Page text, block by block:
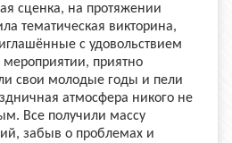
сценка, на протяжении
тематическая викторина,
с удовольствием
приятно
свои молодые годы и пели
атмосфера никого не
Все получили массу
забыв о проблемах и